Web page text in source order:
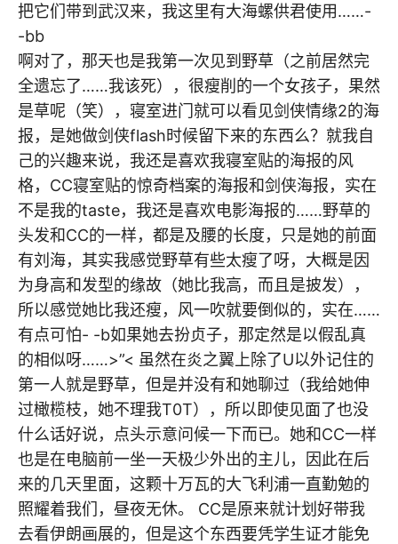
把它们带到武汉来，我这里有大海螺供君使用……-
-bb
啊对了，那天也是我第一次见到野草（之前居然完
全遗忘了……我该死），很瘦削的一个女孩子，果然
是草呢（笑），寝室进门就可以看见剑侠情缘2的海
报，是她做剑侠flash时候留下来的东西么？就我自
己的兴趣来说，我还是喜欢我寝室贴的海报的风
格，CC寝室贴的惊奇档案的海报和剑侠海报，实在
不是我的taste，我还是喜欢电影海报的……野草的
头发和CC的一样，都是及腰的长度，只是她的前面
有刘海，其实我感觉野草有些太瘦了呀，大概是因
为身高和发型的缘故（她比我高，而且是披发），
所以感觉她比我还瘦，风一吹就要倒似的，实在……
有点可怕- -b如果她去扮贞子，那定然是以假乱真
的相似呀……>”< 虽然在炎之翼上除了U以外记住的
第一人就是野草，但是并没有和她聊过（我给她伸
过橄榄枝，她不理我T0T），所以即使见面了也没
什么话好说，点头示意问候一下而已。她和CC一样
也是在电脑前一坐一天极少外出的主儿，因此在后
来的几天里面，这颗十万瓦的大飞利浦一直勤勉的
照耀着我们，昼夜无休。 CC是原来就计划好带我
去看伊朗画展的，但是这个东西要凭学生证才能免